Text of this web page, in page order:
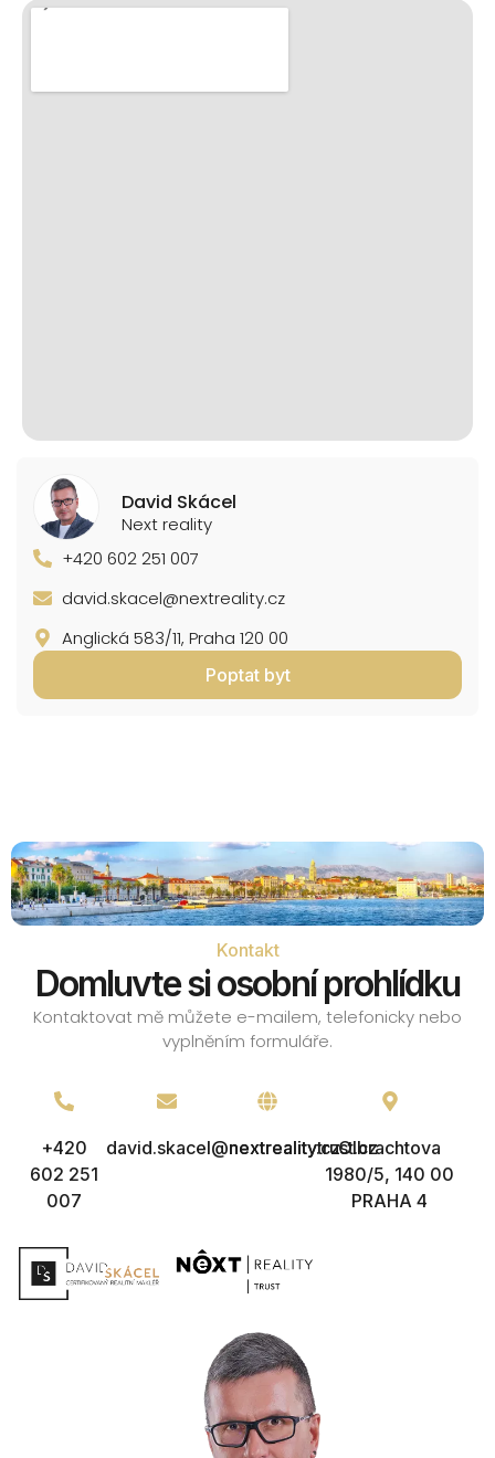
David Skácel
Next reality
+420 602 251 007
david.skacel@nextreality.cz
Anglická 583/11, Praha 120 00
Poptat byt
Kontakt
Domluvte si osobní prohlídku
Kontaktovat mě můžete e-mailem, telefonicky nebo
vyplněním formuláře.
+420
602 251
007
david.skacel@nextreality.cz
nextrealitytrust.czOlbrachtova
1980/5, 140 00
PRAHA 4